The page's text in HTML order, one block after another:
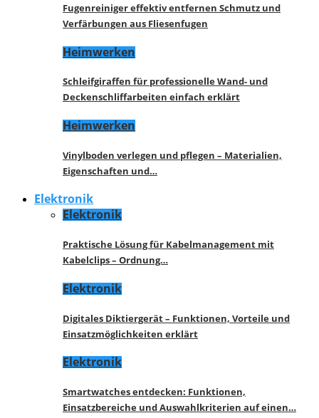
Fugenreiniger effektiv entfernen Schmutz und
Verfärbungen aus Fliesenfugen
Heimwerken
Schleifgiraffen für professionelle Wand- und
Deckenschliffarbeiten einfach erklärt
Heimwerken
Vinylboden verlegen und pflegen – Materialien,
Eigenschaften und…
Elektronik
Elektronik
Praktische Lösung für Kabelmanagement mit
Kabelclips – Ordnung…
Elektronik
Digitales Diktiergerät – Funktionen, Vorteile und
Einsatzmöglichkeiten erklärt
Elektronik
Smartwatches entdecken: Funktionen,
Einsatzbereiche und Auswahlkriterien auf einen…